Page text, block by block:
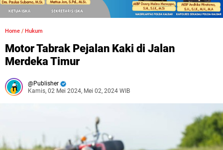
Home / Hukum
Motor Tabrak Pejalan Kaki di Jalan
Merdeka Timur
Publisher
Kamis, 02 Mei 2024, Mei 02, 2024 WIB